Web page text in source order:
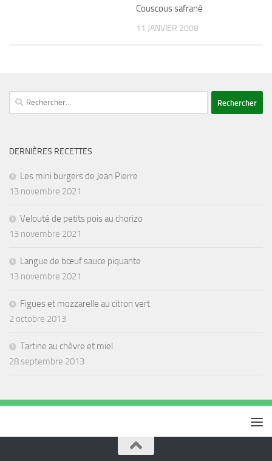
Couscous safrané
11 JANVIER 2008
Rechercher :
DERNIÈRES RECETTES
Les mini burgers de Jean Pierre
13 novembre 2021
Velouté de petits pois au chorizo
13 novembre 2021
Langue de bœuf sauce piquante
13 novembre 2021
Figues et mozzarelle au citron vert
2 octobre 2013
Tartine au chèvre et miel
28 septembre 2013